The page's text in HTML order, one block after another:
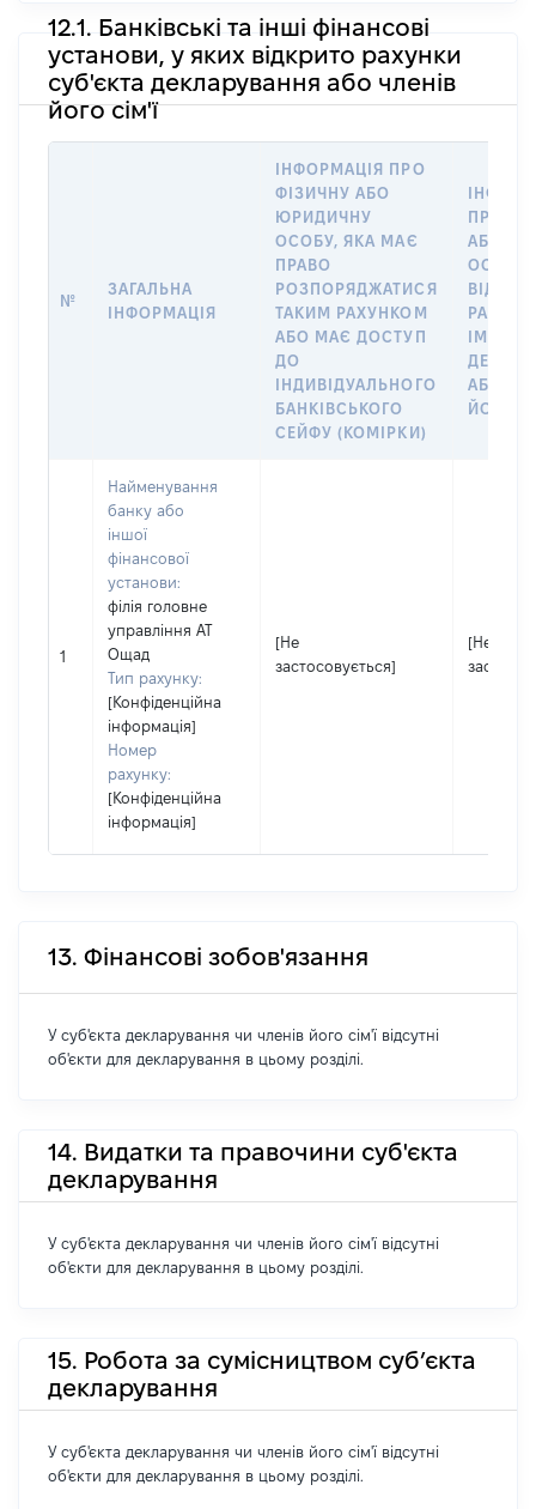
12.1. Банківські та інші фінансові
установи, у яких відкрито рахунки
суб'єкта декларування або членів
його сім'ї
№
ЗАГАЛЬНА
ІНФОРМАЦІЯ
ІНФОРМАЦІЯ ПРО
ФІЗИЧНУ АБО
ЮРИДИЧНУ
ОСОБУ, ЯКА МАЄ
ПРАВО
РОЗПОРЯДЖАТИСЯ
ТАКИМ РАХУНКОМ
АБО МАЄ ДОСТУП
ДО
ІНДИВІДУАЛЬНОГО
БАНКІВСЬКОГО
СЕЙФУ (КОМІРКИ)
ПРО
АБО
ОСОБУ,
ІМ’Я
АБО
ЙОГО
1
Найменування
банку або
іншої
фінансової
установи:
філія головне
управління АТ
Ощад
Тип рахунку:
[Конфіденційна
інформація]
Номер
рахунку:
[Конфіденційна
інформація]
[Не
застосовується]
[Не
13. Фінансові зобов'язання
У суб'єкта декларування чи членів його сім'ї відсутні
об'єкти для декларування в цьому розділі.
14. Видатки та правочини суб'єкта
декларування
У суб'єкта декларування чи членів його сім'ї відсутні
об'єкти для декларування в цьому розділі.
15. Робота за сумісництвом суб’єкта
декларування
У суб'єкта декларування чи членів його сім'ї відсутні
об'єкти для декларування в цьому розділі.